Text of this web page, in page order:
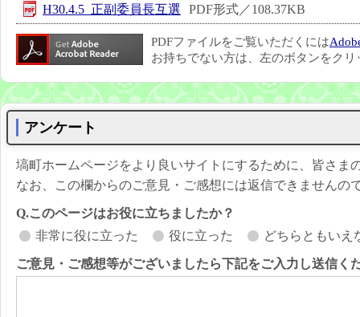
H30.4.5_正副委員長互選 PDF形式／108.37KB
PDFファイルをご覧いただくには
お持ちでない方は、左のボタンをクリ
アンケート
塙町ホームページをより良いサイトにするために、皆さま
なお、この欄からのご意見・ご感想には返信できませんの
Q.このページはお役に立ちましたか？
非常に役に立った
役に立った どちらともいえ
ご意見・ご感想等がございましたら下記をご入力し送信く